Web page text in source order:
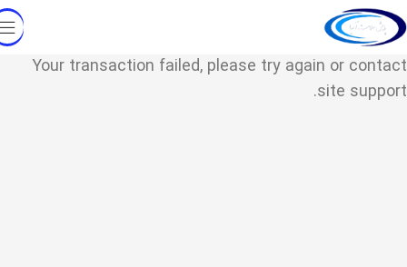
Your transaction failed, please try again or contact
site support.